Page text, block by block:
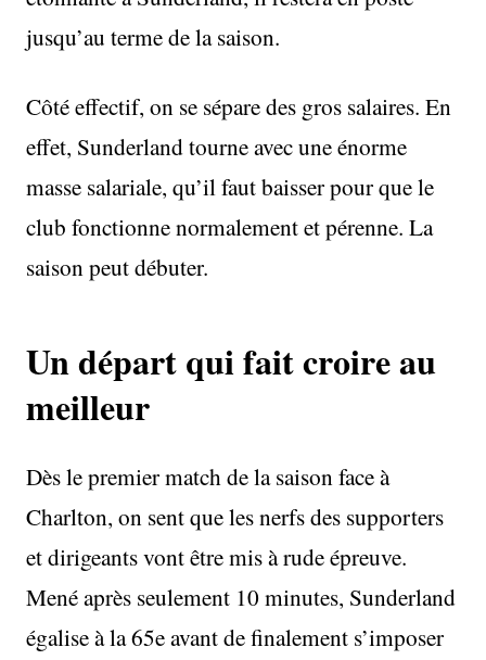
jusqu’au terme de la saison.
Côté effectif, on se sépare des gros salaires. En
effet, Sunderland tourne avec une énorme
masse salariale, qu’il faut baisser pour que le
club fonctionne normalement et pérenne. La
saison peut débuter.
Un départ qui fait croire au
meilleur
Dès le premier match de la saison face à
Charlton, on sent que les nerfs des supporters
et dirigeants vont être mis à rude épreuve.
Mené après seulement 10 minutes, Sunderland
égalise à la 65e avant de finalement s’imposer